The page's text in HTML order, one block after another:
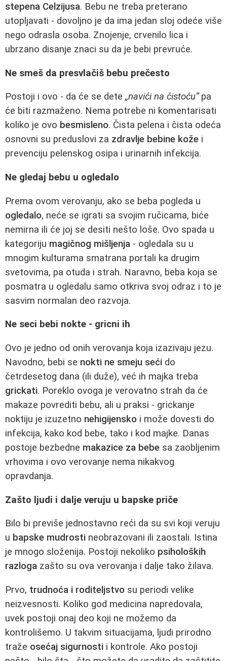
stepena Celzijusa. Bebu ne treba preterano
utopljavati - dovoljno je da ima jedan sloj odeće više
nego odrasla osoba. Znojenje, crvenilo lica i
ubrzano disanje znaci su da je bebi prevruće.
Ne smeš da presvlačiš bebu prečesto
Postoji i ovo - da će se dete „navići na čistoću“pa
će biti razmaženo. Nema potrebe ni komentarisati
koliko je ovo besmisleno. Čista pelena i čista odeća
osnovni su preduslovi za zdravlje bebine kože i
prevenciju pelenskog osipa i urinarnih infekcija.
Ne gledaj bebu u ogledalo
Prema ovom verovanju, ako se beba pogleda u
ogledalo, neće se igrati sa svojim ručicama, biće
nemirna ili će joj se desiti nešto loše. Ovo spada u
kategoriju magičnog mišljenja - ogledala su u
mnogim kulturama smatrana portali ka drugim
svetovima, pa otuda i strah. Naravno, beba koja se
posmatra u ogledalu samo otkriva svoj odraz i to je
sasvim normalan deo razvoja.
Ne seci bebi nokte - gricni ih
Ovo je jedno od onih verovanja koja izazivaju jezu.
Navodno, bebi se nokti ne smeju seći do
četrdesetog dana (ili duže), već ih majka treba
grickati. Poreklo ovoga je verovatno strah da će
makaze povrediti bebu, ali u praksi - grickanje
noktiju je izuzetno nehigijensko i može dovesti do
infekcija, kako kod bebe, tako i kod majke. Danas
postoje bezbedne makazice za bebe sa zaobljenim
vrhovima i ovo verovanje nema nikakvog
opravdanja.
Zašto ljudi i dalje veruju u bapske priče
Bilo bi previše jednostavno reći da su svi koji veruju
u bapske mudrosti neobrazovani ili zaostali. Istina
je mnogo složenija. Postoji nekoliko psiholoških
razloga zašto su ova verovanja i dalje tako žilava.
Prvo, trudnoća i roditeljstvo su periodi velike
neizvesnosti. Koliko god medicina napredovala,
uvek postoji onaj deo koji ne možemo da
kontrolišemo. U takvim situacijama, ljudi prirodno
traže osećaj sigurnosti i kontrole. Ako postoji